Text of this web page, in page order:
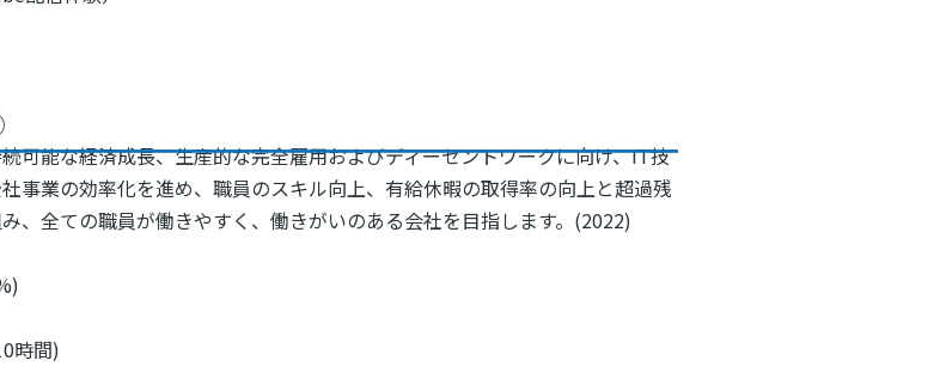
可能な経済成長、生産的な完全雇用およびディーセントワークに向け、IT技
事業の効率化を進め、職員のスキル向上、有給休暇の取得率の向上と超過残
、全ての職員が働きやすく、働きがいのある会社を目指します。(2022)
時間)